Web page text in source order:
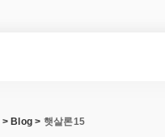
> Blog > 햇살론15